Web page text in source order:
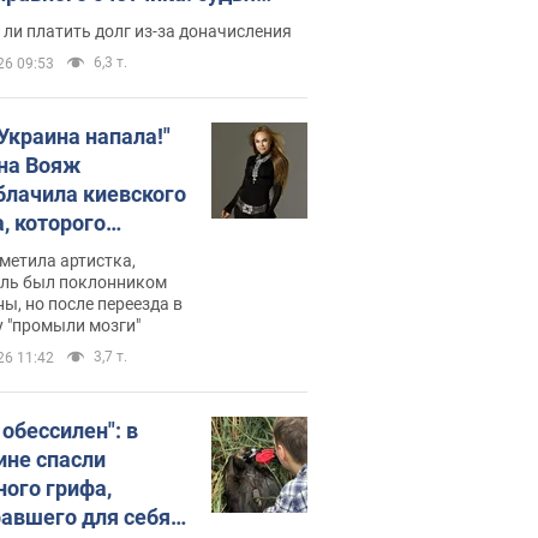
неожиданное решение
платить долг из-за доначисления
09:53 6,3 т.
напала!"
Вояж
киевского
которого
он
не знал,
хочет
украинцев
артистка,
был поклонником
но после переезда в
"промыли мозги"
11:42 3,7 т.
в
спасли
грифа,
для себя